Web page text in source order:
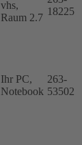
vhs,
Raum 2.7
18225
Ihr PC,
Notebook
263-
53502